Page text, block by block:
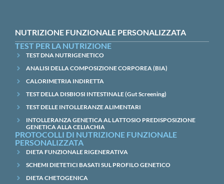
NUTRIZIONE FUNZIONALE PERSONALIZZATA
TEST PER LA NUTRIZIONE
TEST DNA NUTRIGENETICO
ANALISI DELLA COMPOSIZIONE CORPOREA (BIA)
CALORIMETRIA INDIRETTA
TEST DELLA DISBIOSI INTESTINALE (Gut Screening)
TEST DELLE INTOLLERANZE ALIMENTARI
INTOLLERANZA GENETICA AL LATTOSIO PREDISPOSIZIONE
GENETICA ALLA CELIACHIA
PROTOCOLLI DI NUTRIZIONE FUNZIONALE
PERSONALIZZATA
DIETA FUNZIONALE RIGENERATIVA
SCHEMI DIETETICI BASATI SUL PROFILO GENETICO
DIETA CHETOGENICA